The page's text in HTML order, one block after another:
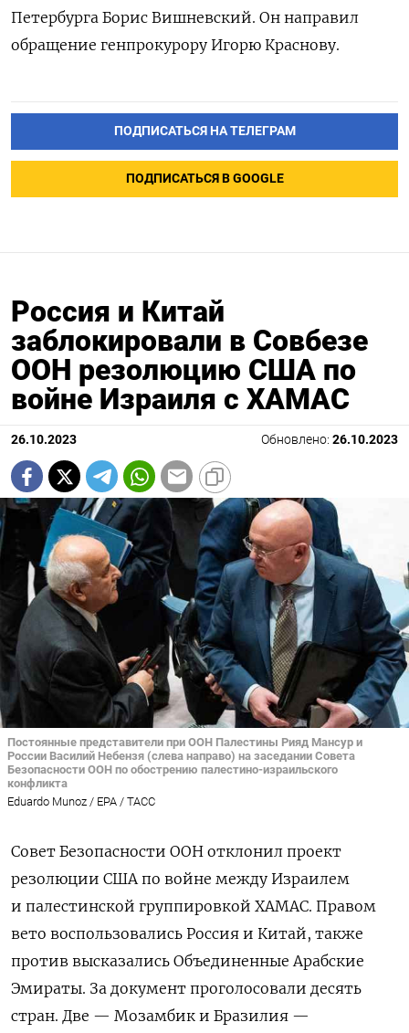
Петербурга Борис Вишневский. Он направил
обращение генпрокурору Игорю Краснову.
ПОДПИСАТЬСЯ НА ТЕЛЕГРАМ
ПОДПИСАТЬСЯ В GOOGLE
Россия и Китай
заблокировали в Совбезе
ООН резолюцию США по
войне Израиля с ХАМАС
26.10.2023 Обновлено: 26.10.2023
Постоянные представители при ООН Палестины Рияд Мансур и
России Василий Небензя (слева направо) на заседании Совета
Безопасности ООН по обострению палестино-израильского
конфликта
Eduardo Munoz / EPA / ТАСС
Совет Безопасности ООН отклонил проект
резолюции СШАпо войне между Израилем
и палестинской группировкой ХАМАС. Правом
вето воспользовались Россия и Китай, также
против высказались Объединенные Арабские
Эмираты. За документ проголосовали десять
стран. Две — Мозамбик и Бразилия —